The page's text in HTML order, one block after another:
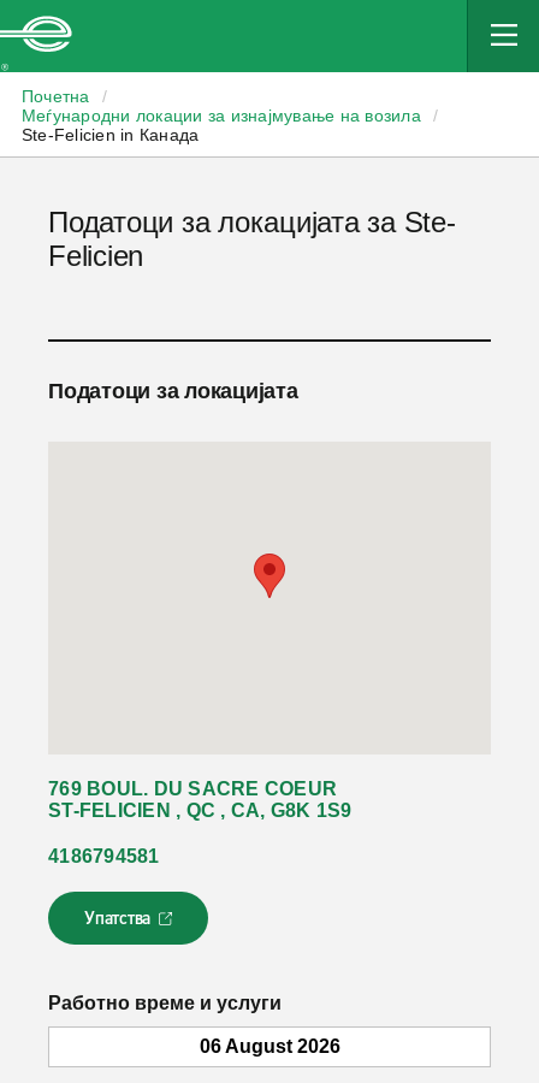
Почетна
/
Меѓународни локации за изнајмување на возила
/
Ste-Felicien in Канада
Податоци за локацијата за Ste-
Felicien
Податоци за локацијата
769 BOUL. DU SACRE COEUR
ST-FELICIEN , QC , CA, G8K 1S9
4186794581
Упатства
Л
и
к
с
Работно време и услуги
06 August 2026